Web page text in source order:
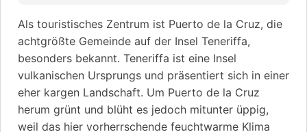
Als touristisches Zentrum ist Puerto de la Cruz, die
achtgrößte Gemeinde auf der Insel Teneriffa,
besonders bekannt. Teneriffa ist eine Insel
vulkanischen Ursprungs und präsentiert sich in einer
eher kargen Landschaft. Um Puerto de la Cruz
herum grünt und blüht es jedoch mitunter üppig,
weil das hier vorherrschende feuchtwarme Klima